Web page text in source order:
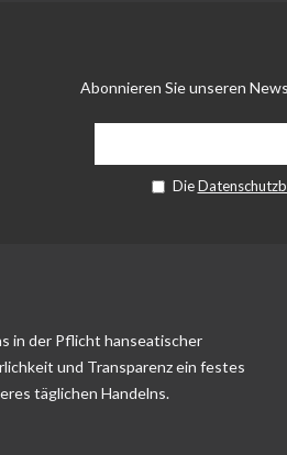
Abonnieren Sie unseren
Die
in der Pflicht hanseatischer
und Transparenz ein festes
täglichen Handelns.